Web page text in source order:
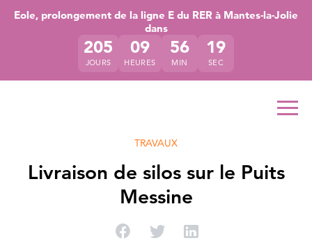
Accéder directement au contenu de la page
Accéder à la navigation principale
Accéder à la recherche
Eole, prolongement de la ligne E du RER à Mantes-la-Jolie
dans
205
JOURS
09
HEURES
56
MIN
19
SEC
TRAVAUX
Livraison de silos sur le Puits
Messine
Partager sur Facebook
Partager sur Twitter